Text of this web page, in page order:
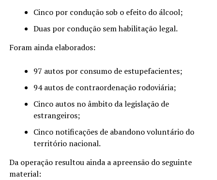
Cinco por condução sob o efeito do álcool;
Duas por condução sem habilitação legal.
Foram ainda elaborados:
97 autos por consumo de estupefacientes;
94 autos de contraordenação rodoviária;
Cinco autos no âmbito da legislação de
estrangeiros;
Cinco notificações de abandono voluntário do
território nacional.
Da operação resultou ainda a apreensão do seguinte
material: